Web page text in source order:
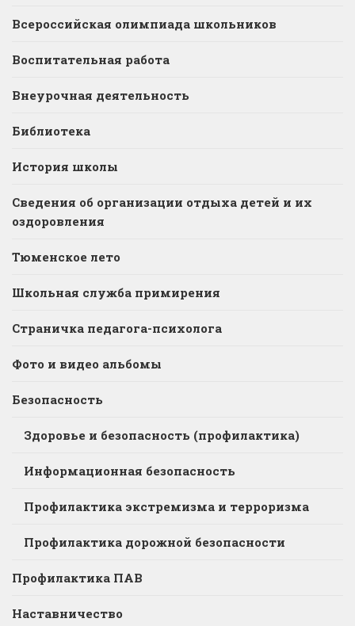
Всероссийская олимпиада школьников
Воспитательная работа
Внеурочная деятельность
Библиотека
История школы
Сведения об организации отдыха детей и их
оздоровления
Тюменское лето
Школьная служба примирения
Страничка педагога-психолога
Фото и видео альбомы
Безопасность
Здоровье и безопасность (профилактика)
Информационная безопасность
Профилактика экстремизма и терроризма
Профилактика дорожной безопасности
Профилактика ПАВ
Наставничество